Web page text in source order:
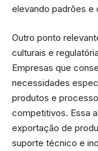
elevando padrões e
Outro ponto
culturais e
Empresas que
necessidades
produtos e
competitivos. Essa
exportação de
suporte técnico e